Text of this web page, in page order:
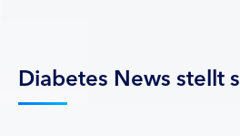
Diabetes News stellt